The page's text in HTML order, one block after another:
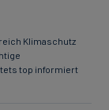
Klimaschutz
top informiert